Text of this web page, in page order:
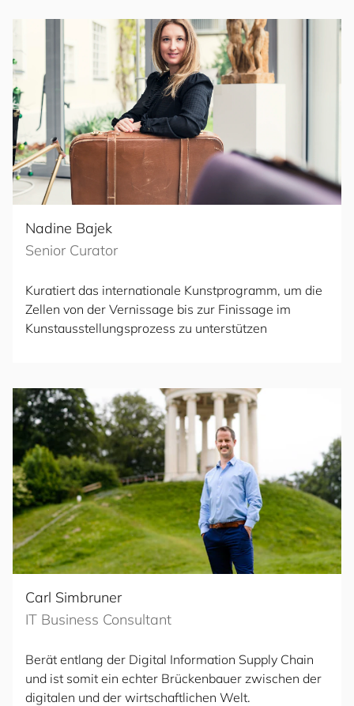
Nadine Bajek
Senior Curator
Kuratiert das internationale Kunstprogramm, um die
Zellen von der Vernissage bis zur Finissage im
Kunstausstellungsprozess zu unterstützen
Carl Simbruner
IT Business Consultant
Berät entlang der Digital Information Supply Chain
und ist somit ein echter Brückenbauer zwischen der
digitalen und der wirtschaftlichen Welt.